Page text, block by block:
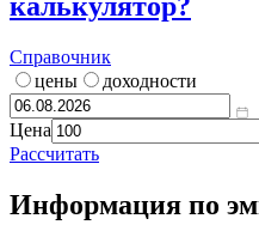
Справочник
цены
доходности
Цена
Рассчитать
Информация по